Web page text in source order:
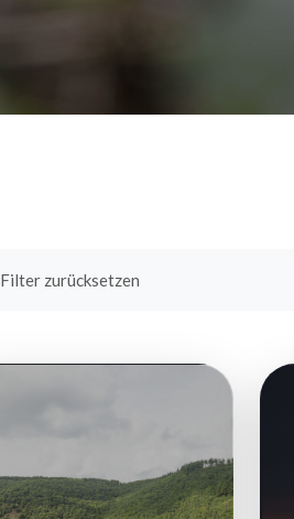
Filter zurücksetzen